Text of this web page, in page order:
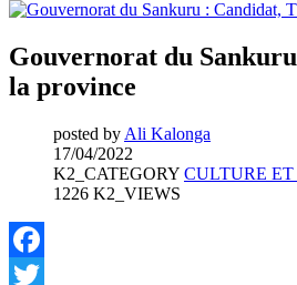
Gouvernorat du
la province
posted by Ali Kalonga
17/04/2022
K2_CATEGORY CULTURE ET
1226 K2_VIEWS
Facebook